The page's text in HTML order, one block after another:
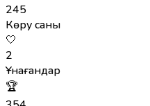
245
Көру саны
🤍
2
Ұнағандар
🏆